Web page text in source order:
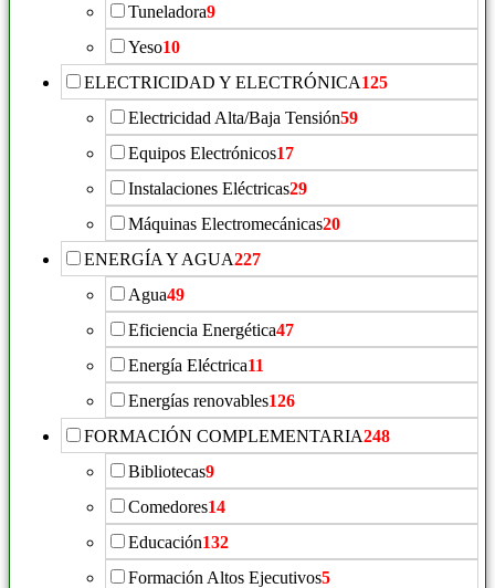
Tuneladora9
Yeso10
ELECTRICIDAD Y ELECTRÓNICA125
Electricidad Alta/Baja Tensión59
Equipos Electrónicos17
Instalaciones Eléctricas29
Máquinas Electromecánicas20
ENERGÍA Y AGUA227
Agua49
Eficiencia Energética47
Energía Eléctrica11
Energías renovables126
FORMACIÓN COMPLEMENTARIA248
Bibliotecas9
Comedores14
Educación132
Formación Altos Ejecutivos5